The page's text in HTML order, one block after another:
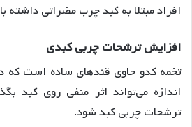
افراد مبتلا به کبد چرب مضراتی داشته
افزایشترشحاتچربیکبدی
تخمه کدو حاوی قندهای ساده است
اندازه می‌تواند اثر منفی روی کبد
ترشحات چربی کبد شود.